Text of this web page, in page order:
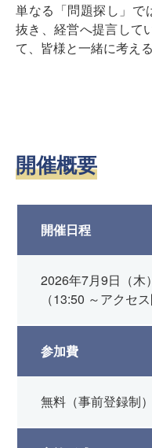
単なる「問題探し」で
抜き、経営へ提言して
て、皆様と一緒に考え
開催概要
開催日程
2026年7月9日（木
（13:50 ～アクセス
参加費
無料（事前登録制）